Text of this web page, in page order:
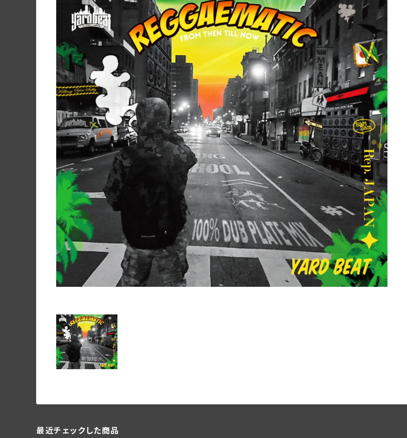
最近チェックした商品